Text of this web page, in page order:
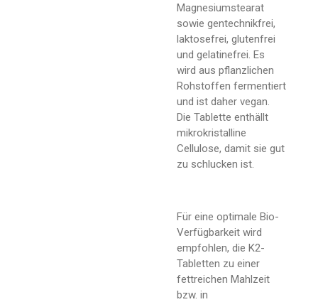
Magnesiumstearat
sowie gentechnikfrei,
laktosefrei, glutenfrei
und gelatinefrei. Es
wird aus pflanzlichen
Rohstoffen fermentiert
und ist daher vegan.
Die Tablette enthällt
mikrokristalline
Cellulose, damit sie gut
zu schlucken ist.
Für eine optimale Bio-
Verfügbarkeit wird
empfohlen, die K2-
Tabletten zu einer
fettreichen Mahlzeit
bzw. in